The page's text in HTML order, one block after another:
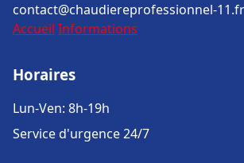
contact@chaudiereprofessionnel-11.fr
Accueil Informations
Horaires
Lun-Ven: 8h-19h
Service d'urgence 24/7